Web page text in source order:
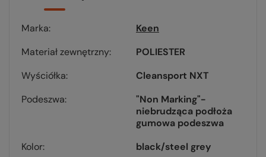
Marka
Keen
Materiał zewnętrzny
POLIESTER
Wyściółka
Cleansport NXT
Podeszwa
"Non Marking"-
niebrudząca podłoża
gumowa podeszwa
Kolor
black/steel grey